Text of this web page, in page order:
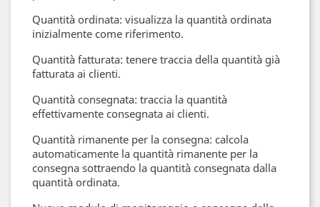
Quantità ordinata: visualizza la quantità ordinata
inizialmente come riferimento.
Quantità fatturata: tenere traccia della quantità già
fatturata ai clienti.
Quantità consegnata: traccia la quantità
effettivamente consegnata ai clienti.
Quantità rimanente per la consegna: calcola
automaticamente la quantità rimanente per la
consegna sottraendo la quantità consegnata dalla
quantità ordinata.